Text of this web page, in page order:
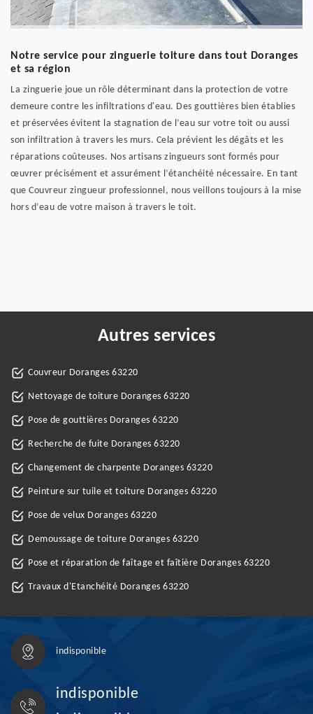
Notre service pour zinguerie toiture dans tout Doranges
et sa région
La zinguerie joue un rôle déterminant dans la protection de votre
demeure contre les infiltrations d'eau. Des gouttières bien établies
et préservées évitent la stagnation de l’eau sur votre toit ou aussi
son infiltration à travers les murs. Cela prévient les dégâts et les
réparations coûteuses. Nos artisans zingueurs sont formés pour
œuvrer précisément et assurément l’étanchéité nécessaire. En tant
que Couvreur zingueur professionnel, nous veillons toujours à la mise
hors d’eau de votre maison à travers le toit.
Autres services
Couvreur Doranges 63220
Nettoyage de toiture Doranges 63220
Pose de gouttières Doranges 63220
Recherche de fuite Doranges 63220
Changement de charpente Doranges 63220
Peinture sur tuile et toiture Doranges 63220
Pose de velux Doranges 63220
Demoussage de toiture Doranges 63220
Pose et réparation de faîtage et faîtière Doranges 63220
Travaux d'Etanchéité Doranges 63220
indisponible
indisponible